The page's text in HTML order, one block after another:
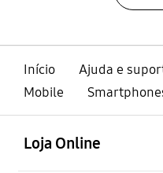
Início
Ajuda e
Mobile
Loja Online